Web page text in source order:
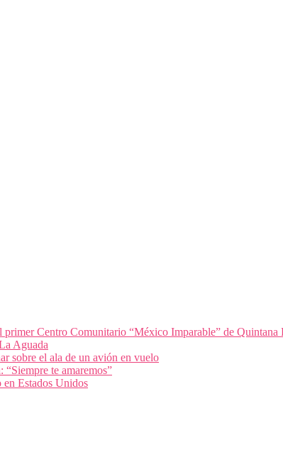
Centro Comunitario “México Imparable” de Quintana
Aguada
sobre el ala de un avión en vuelo
te amaremos”
Estados Unidos